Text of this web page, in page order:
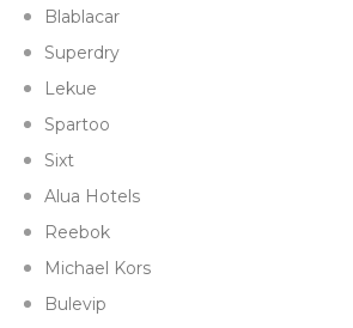
Blablacar
Superdry
Lekue
Spartoo
Sixt
Alua Hotels
Reebok
Michael Kors
Bulevip